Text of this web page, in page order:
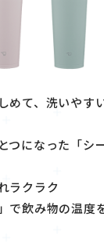
めて、洗いやす
つになった「シ
ラクラク
で飲み物の温度